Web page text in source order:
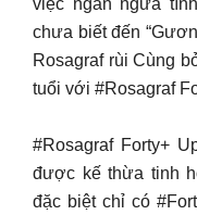
việc ngăn ngừa
chưa biết đến
Rosagraf rùi Cùng
tuổi với #Rosagraf
#Rosagraf Forty+
được kế thừa tinh
đặc biệt chỉ có